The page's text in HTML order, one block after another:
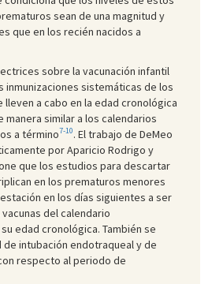
sean de una magnitud y
que en los recién nacidos a
sobre la vacunación infantil
inmunizaciones sistemáticas de los
a cabo en la edad cronológica
similar a los calendarios
a término7-10. El trabajo de DeMeo
por Aparicio Rodrigo y
que los estudios para descartar
en los prematuros menores
en los días siguientes a ser
del calendario
edad cronológica. También se
de intubación endotraqueal y de
respecto al periodo de